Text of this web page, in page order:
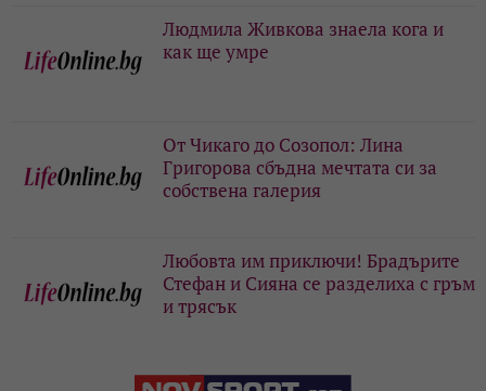
Людмила Живкова знаела кога и
как ще умре
От Чикаго до Созопол: Лина
Григорова сбъдна мечтата си за
собствена галерия
Любовта им приключи! Брадърите
Стефан и Сияна се разделиха с гръм
и трясък